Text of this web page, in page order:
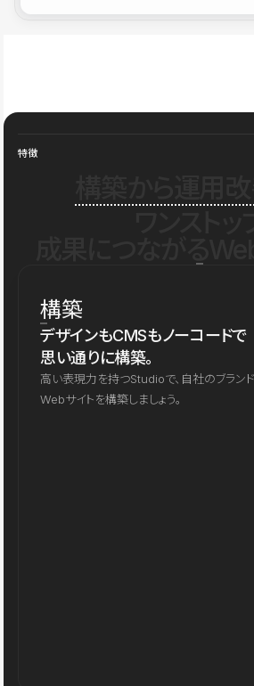
特徴
構築
デザインもCMSもノーコードで
思い通りに構築。
高い表現力を持つStudioで、自社のブラン
Webサイトを構築しましょう。